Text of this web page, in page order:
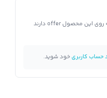
سوال شما برای تمام فروشندگانی که روی این محصول offer دارند
حساب کاربریخود شوید.